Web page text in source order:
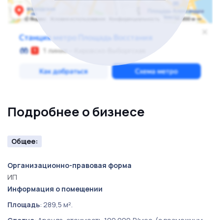
Подробнее о бизнесе
Общее:
Организационно-правовая форма
ИП
Информация о помещении
Площадь: 289,5 м².